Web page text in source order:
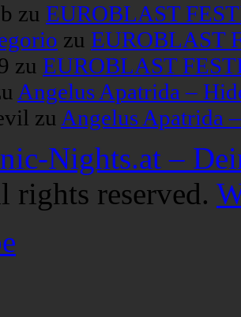
zu EUROBLAST
zu EUROBLAST
zu EUROBLAST
Angelus Apatrida –
zuAngelus Apatrida
Nights.at –
rights reserved.